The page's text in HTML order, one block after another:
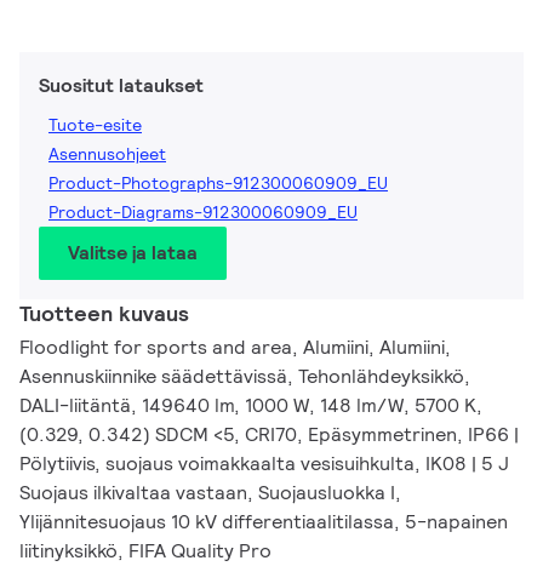
Suositut lataukset
Tuote-esite
Asennusohjeet
Product-Photographs-912300060909_EU
Product-Diagrams-912300060909_EU
Valitse ja lataa
Tuotteen kuvaus
Floodlight for sports and area, Alumiini, Alumiini,
Asennuskiinnike säädettävissä, Tehonlähdeyksikkö,
DALI-liitäntä, 149640 lm, 1000 W, 148 lm/W, 5700 K,
(0.329, 0.342) SDCM <5, CRI70, Epäsymmetrinen, IP66 |
Pölytiivis, suojaus voimakkaalta vesisuihkulta, IK08 | 5 J
Suojaus ilkivaltaa vastaan, Suojausluokka I,
Ylijännitesuojaus 10 kV differentiaalitilassa, 5-napainen
liitinyksikkö, FIFA Quality Pro